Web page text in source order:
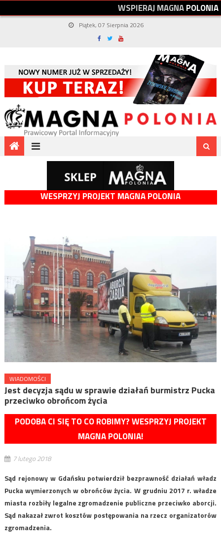
WSPIERAJMAGNAPOLONIA
Piątek, 07 Sierpnia 2026
WESPRZYJ PROJEKT MAGNA POLONIA
WIADOMOŚCI
Jest decyzja sądu w sprawie działań burmistrz Pucka
przeciwko obrońcom życia
PODOBA CI SIĘ TO CO ROBIMY? WESPRZYJ PROJEKT
MAGNA POLONIA!
7 lutego 2018
Sąd rejonowy w Gdańsku potwierdził bezprawność działań władz
Pucka wymierzonych w obrońców życia. W grudniu 2017 r. władze
miasta rozbiły legalne zgromadzenie publiczne przeciwko aborcji.
Sąd nakazał zwrot kosztów postępowania na rzecz organizatorów
zgromadzenia.